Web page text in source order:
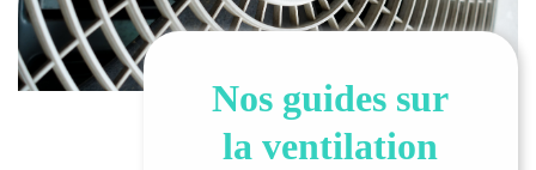
Nos guides sur
la ventilation